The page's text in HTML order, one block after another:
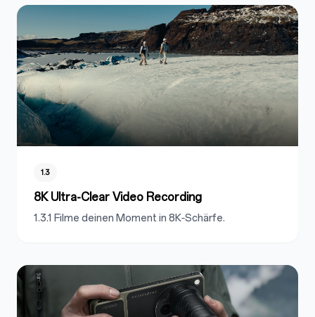
1.3
8K Ultra-Clear Video Recording
1.3.1 Filme deinen Moment in 8K‑Schärfe.